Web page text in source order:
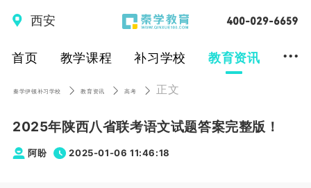
西安
首页 教学课程 补习学校 教育资讯 ...
秦学伊顿补习学校 教育资讯 高考 正文
2025年陕西八省联考语文试题答案完整版！
阿盼 2025-01-06 11:46:18